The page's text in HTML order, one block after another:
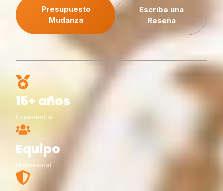
Presupuesto
Mudanza
Escribe una
Reseña
15+ años
Experiencia
Equipo
Profesional